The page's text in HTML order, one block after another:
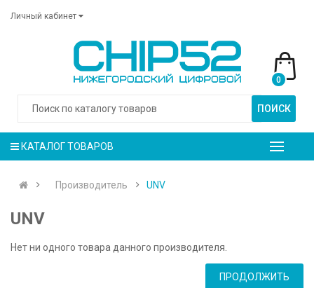
Личный кабинет
ПОИСК
0
КАТАЛОГ ТОВАРОВ
Производитель UNV
UNV
Нет ни одного товара данного производителя.
ПРОДОЛЖИТЬ